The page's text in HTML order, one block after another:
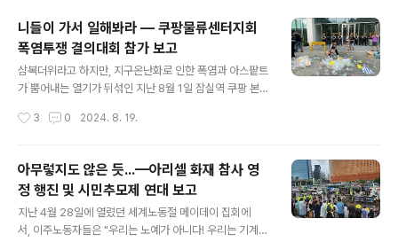
니들이 가서 일해봐라 — 쿠팡물류센터지회
폭염투쟁 결의대회 참가 보고
삼복더위라고 하지만, 지구온난화로 인한 폭염과 아스팥트
가 뿜어내는 열기가 뒤섞인 지난 8월 1일 잠실역 쿠팡 본
람들은 행사를 위해 준비한 통얼음의 냉기를 조금이라
다. 그러나 이날 모인 이유였던 쿠팡의 열악한 폭염대책으
로 인해 고통받는 노동자들의 고생에 비하면 아무것도 아
닐 것이다. "국내 1위 전자상거래 업체"라고 스스로 자랑하
며, '네카라쿠배'의 일원으로 많은 IT인들이 꿈의 직장으
로 여기는 쿠팡이지만, 정작 그 쿠팡을 지탱하는 수많은 물
3 0 2024. 8. 19.
아무렇지도 않은 듯...—아리셀 화재 참사 영
정 행진 및 시민추모제 연대 보고
지난 4월 28일에 열렸던 세계노동절 메이데이 집회에
서, 이주노동자들은 "우리는 노예가 아니다! 우리는 기계